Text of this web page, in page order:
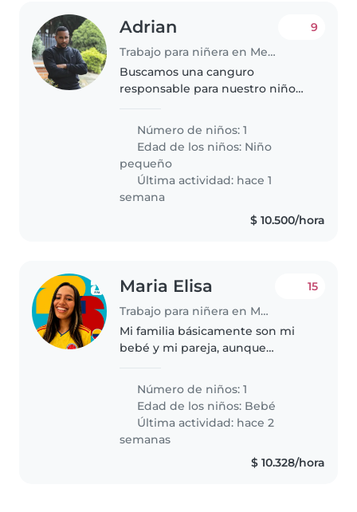
Adrian
Trabajo para niñera en Medellín
9
Buscamos una canguro
responsable para nuestro niño
alguien cómodo con mascotas y
labores sencillas. Si sabes cocinar
y tienes experiencia con peques,
escríbenos...
Número de niños: 1
Edad de los niños: Niño
pequeño
Última actividad: hace 1
semana
$ 10.500/hora
Maria Elisa
Trabajo para niñera en Medellín
15
Mi familia básicamente son mi
bebé y mi pareja, aunque
dos hermanas mías. Me gustaría
una niñera para cuidar a mi amor
pequeñita que tendrá para
cuando..
Número de niños: 1
Edad de los niños: Bebé
Última actividad: hace 2
semanas
$ 10.328/hora